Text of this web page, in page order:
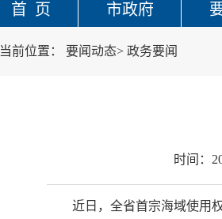
首 页 市政府
当前位置： 要闻动态> 政务要闻
时间：
近日，全省首宗海域使用